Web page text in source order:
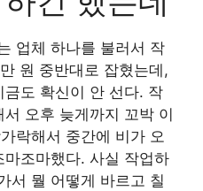
업체 하나를 불러서 작
원 중반대로 잡혔는데,
도 확신이 안 선다. 작
오후 늦게까지 꼬박 이
락해서 중간에 비가 오
조마했다. 사실 작업하
서 뭘 어떻게 바르고 칠